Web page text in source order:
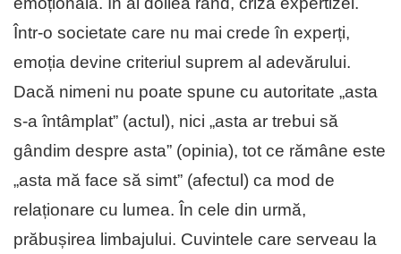
Într-o societate care nu mai crede în experți,
emoția devine criteriul suprem al adevărului.
Dacă nimeni nu poate spune cu autoritate „asta
s-a întâmplat” (actul), nici „asta ar trebui să
gândim despre asta” (opinia), tot ce rămâne este
„asta mă face să simt” (afectul) ca mod de
relaționare cu lumea. În cele din urmă,
prăbușirea limbajului. Cuvintele care serveau la